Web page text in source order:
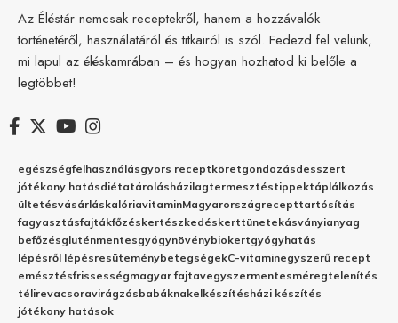
Az Éléstár nemcsak receptekről, hanem a hozzávalók
történetéről, használatáról és titkairól is szól. Fedezd fel velünk,
mi lapul az éléskamrában – és hogyan hozhatod ki belőle a
legtöbbet!
egészségfelhasználásgyors receptköretgondozásdesszert
jótékony hatásdiétatárolásházilagtermesztéstippektáplálkozás
ültetésvásárláskalóriavitaminMagyarországrecepttartósítás
fagyasztásfajtákfőzéskertészkedéskerttünetekásványianyag
befőzésgluténmentesgyógynövénybiokertgyógyhatás
lépésről lépésresüteménybetegségekC-vitaminegyszerű recept
emésztésfrissességmagyar fajtavegyszermentesméregtelenítés
télirevacsoravirágzásbabáknakelkészítésházi készítés
jótékony hatások